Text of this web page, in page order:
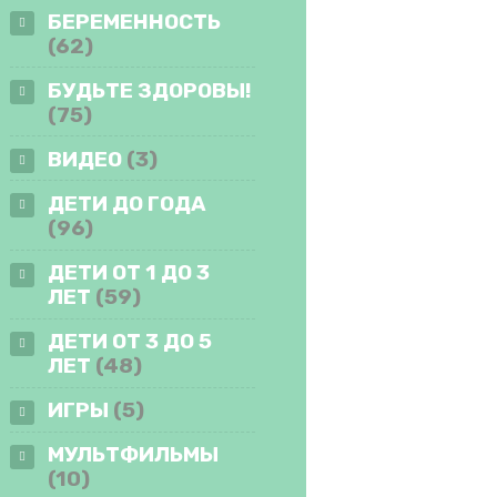
БЕРЕМЕННОСТЬ
(62)
БУДЬТЕ ЗДОРОВЫ!
(75)
ВИДЕО(3)
ДЕТИ ДО ГОДА
(96)
ДЕТИ ОТ 1 ДО 3
ЛЕТ (59)
ДЕТИ ОТ 3 ДО 5
ЛЕТ (48)
ИГРЫ (5)
МУЛЬТФИЛЬМЫ
(10)